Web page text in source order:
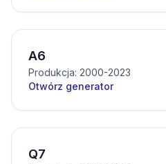
A6
Produkcja: 2000-2023
Otwórz generator
Q7